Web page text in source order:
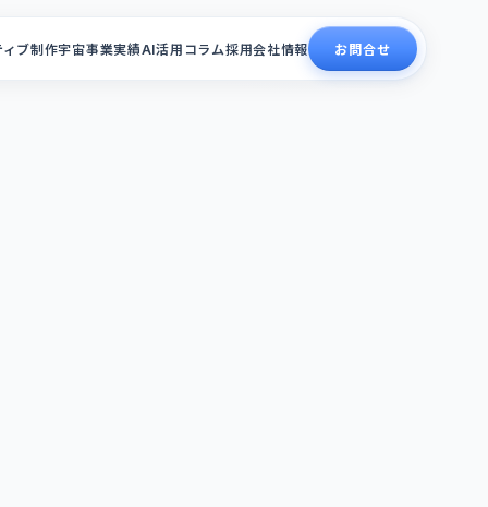
ブ制作宇宙事業実績AI活用コラム採用会社情報 お問合せ